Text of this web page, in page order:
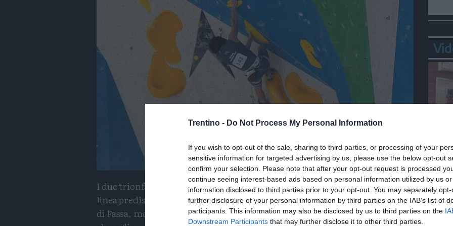
Trentino - Do Not Process My Personal Information
If you wish to opt-out of the sale, sharing to third parties, or processing of your
sensitive information for targeted advertising by us, please use the below opt-out
confirm your selection. Please note that after your opt-out request is processed
continue seeing interest-based ads based on personal information utilized by us
information disclosed to third parties prior to your opt-out. You may separately
further disclosure of your personal information by third parties on the IAB’s list of
participants. This information may also be disclosed by us to third parties on the
Downstream Participants that may further disclose it to other third parties.
I due trionfatori di giornata sono riusciti ad interpretare meglio di tutti la
linea predisposta dagli organizzatori dell’Adel Climbing Wall di Campitello
di Fassa, mentre gli altri attesi protagonisti non sono riusciti ad esprimersi